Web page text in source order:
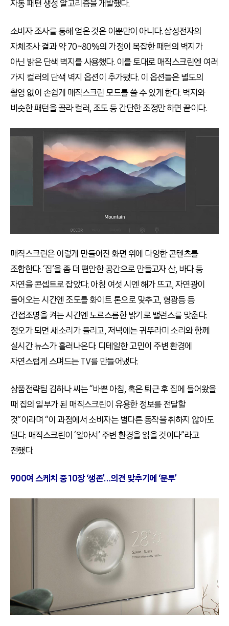
자동 패턴 생성 알고리즘을 개발했다.
소비자 조사를 통해 얻은 것은 이뿐만이 아니다. 삼성전자의
자체조사 결과 약 70~80%의 가정이 복잡한 패턴의 벽지가
아닌 밝은 단색 벽지를 사용했다. 이를 토대로 매직스크린엔 여러
가지 컬러의 단색 벽지 옵션이 추가됐다. 이 옵션들은 별도의
촬영 없이 손쉽게 매직스크린 모드를 쓸 수 있게 한다. 벽지와
비슷한 패턴을 골라 컬러, 조도 등 간단한 조정만 하면 끝이다.
매직스크린은 이렇게 만들어진 화면 위에 다양한 콘텐츠를
조합한다. ‘집’을 좀 더 편안한 공간으로 만들고자 산, 바다 등
자연을 콘셉트로 잡았다. 아침 여섯 시엔 해가 뜨고, 자연광이
들어오는 시간엔 조도를 화이트 톤으로 맞추고, 형광등 등
간접조명을 켜는 시간엔 노르스름한 밝기로 밸런스를 맞춘다.
정오가 되면 새소리가 들리고, 저녁에는 귀뚜라미 소리와 함께
실시간 뉴스가 흘러나온다. 디테일한 고민이 주변 환경에
자연스럽게 스며드는 TV를 만들어냈다.
상품전략팀 김하나 씨는 “바쁜 아침, 혹은 퇴근 후 집에 들어왔을
때 집의 일부가 된 매직스크린이 유용한 정보를 전달할
것”이라며 “이 과정에서 소비자는 별다른 동작을 취하지 않아도
된다. 매직스크린이 ‘알아서’ 주변 환경을 읽을 것이다”라고
전했다.
900여 스케치 중 10장 ‘생존’…의견 맞추기에 ‘분투’